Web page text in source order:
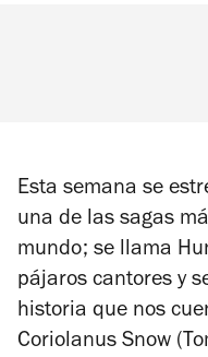
Esta semana se
una de las sagas
mundo; se llama
pájaros cantores y
historia que nos
Coriolanus Snow